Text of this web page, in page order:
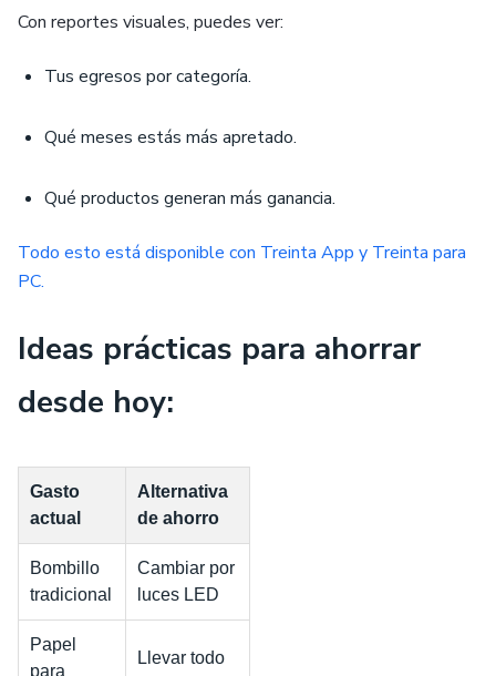
Con reportes visuales, puedes ver:
Tus egresos por categoría.
Qué meses estás más apretado.
Qué productos generan más ganancia.
Todo esto está disponible con Treinta App y Treinta para
PC.
Ideas prácticas para ahorrar
desde hoy:
Gasto
actual
Alternativa
de ahorro
Bombillo
tradicional
Cambiar por
luces LED
Papel
para
Llevar todo